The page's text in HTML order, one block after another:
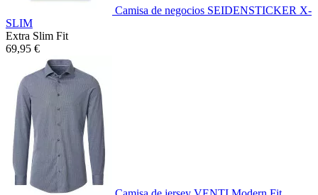
Camisa de negocios SEIDENSTICKER X-
SLIM
Extra Slim Fit
69,95 €